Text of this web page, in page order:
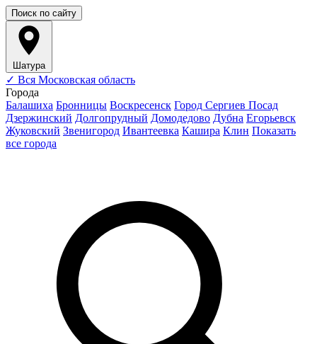
Поиск по сайту
Шатура
✓ Вся Московская область
Города
Балашиха Бронницы Воскресенск Город Сергиев Посад
Дзержинский Долгопрудный Домодедово Дубна Егорьевск
Жуковский Звенигород Ивантеевка Кашира Клин Показать
все города